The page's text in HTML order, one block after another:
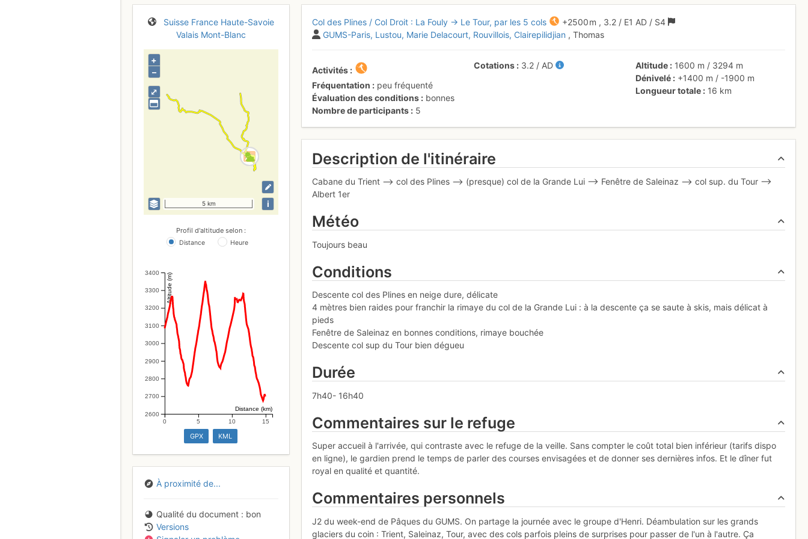
Suisse France Haute-Savoie
Valais Mont-Blanc
+
–
5 km i
⤢
Profil d'altitude selon :
Distance Heure
2600
2700
2800
2900
3000
3100
3200
3300
3400 Altitude (m)
0 5 10 15
Distance (km)
GPX KML
À proximité de...
Qualité du document
bon
Versions
Col des Plines / Col Droit : La Fouly → Le Tour, par les 5 cols +2500 m , 3.2 / E1 AD / S4
GUMS-Paris Lustou Marie Delacourt Rouvillois Clairepilidjian , Thomas
Activités
Fréquentation
peu fréquenté
Évaluation des conditions
bonnes
Nombre de participants
5
Cotations 3.2 / AD Altitude 1600 m / 3294 m
Dénivelé
+1400 m / -1900 m
Longueur totale
16 km
Description de l'itinéraire
Cabane du Trient --> col des Plines --> (presque) col de la Grande Lui --> Fenêtre de Saleinaz --> col sup. du Tour -->
Albert 1er
Météo
Toujours beau
Conditions
Descente col des Plines en neige dure, délicate
4 mètres bien raides pour franchir la rimaye du col de la Grande Lui : à la descente ça se saute à skis, mais délicat à
pieds
Fenêtre de Saleinaz en bonnes conditions, rimaye bouchée
Descente col sup du Tour bien dégueu
Durée
7h40- 16h40
Commentaires sur le refuge
Super accueil à l'arrivée, qui contraste avec le refuge de la veille. Sans compter le coût total bien inférieur (tarifs dispo
en ligne), le gardien prend le temps de parler des courses envisagées et de donner ses dernières infos. Et le dîner fut
royal en qualité et quantité.
Commentaires personnels
J2 du week-end de Pâques du GUMS. On partage la journée avec le groupe d'Henri. Déambulation sur les grands
glaciers du coin : Trient, Saleinaz, Tour, avec des cols parfois pleins de surprises pour passer de l'un à l'autre. Ça